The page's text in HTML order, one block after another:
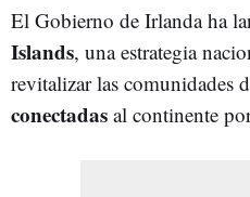
El Gobierno de Irlanda ha
Islands, una estrategia
revitalizar las comunidades
conectadas al continente